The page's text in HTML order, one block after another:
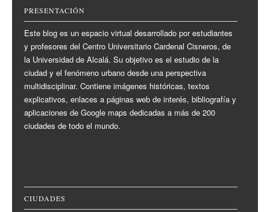
PRESENTACIÓN
Este blog es un espacio virtual desarrollado por estudiantes
y profesores del Centro Universitario Cardenal Cisneros, de
la Universidad de Alcalá. Su objetivo es el estudio de la
ciudad y el fenómeno urbano desde una perspectiva
multidisciplinar. Contiene imágenes históricas, textos
explicativos, enlaces a páginas web de interés, bibliografía y
aplicaciones de Google maps dedicadas a más de 200
ciudades de todo el mundo.
CIUDADES